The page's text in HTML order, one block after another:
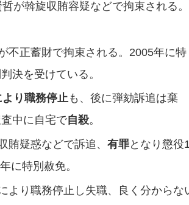
斡旋収賄容疑などで拘束される。
正蓄財で拘束される。2005年に特
決を受けている。
り職務停止も、後に弾劾訴追は棄
中に自宅で自殺。
疑惑などで訴追、 有罪となり懲役
に特別赦免。
り職務停止し失職、良く分からな